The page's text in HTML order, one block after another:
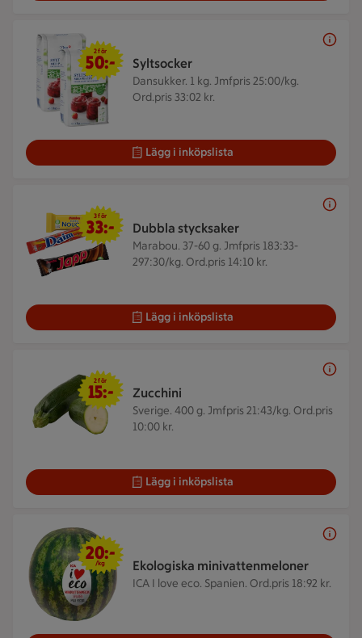
Syltsocker
Dansukker. 1 kg. Jmfpris 25:00/kg.
Ord.pris 33:02 kr.
2 för 50 kr
2 för
50:-
Lägg i inköpslista
Dubbla stycksaker
Marabou. 37-60 g. Jmfpris 183:33-
297:30/kg. Ord.pris 14:10 kr.
3 för 33 kr
3 för
33:-
Lägg i inköpslista
Zucchini
Sverige. 400 g. Jmfpris 21:43/kg. Ord.pris
10:00 kr.
2 för 15 kr
2 för
15:-
Lägg i inköpslista
Ekologiska minivattenmeloner
ICA I love eco. Spanien. Ord.pris 18:92 kr.
20 kr/kg
20:-
/kg